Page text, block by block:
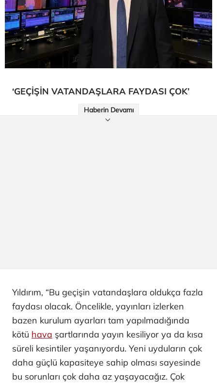
‘GEÇİŞİN VATANDAŞLARA FAYDASI ÇOK’
Haberin Devamı
Yıldırım, “Bu geçişin vatandaşlara oldukça fazla
faydası olacak. Öncelikle, yayınları izlerken
bazen kurulum ayarları tam yapılmadığında
kötü hava şartlarında yayın kesiliyor ya da kısa
süreli kesintiler yaşanıyordu. Yeni uyduların çok
daha güçlü kapasiteye sahip olması sayesinde
bu sorunları çok daha az yaşayacağız. Çok